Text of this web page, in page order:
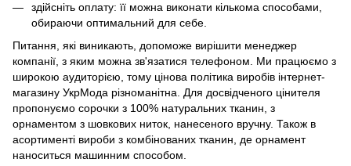
здійсніть оплату: її можна виконати кількома способами,
обираючи оптимальний для себе.
Питання, які виникають, допоможе вирішити менеджер
компанії, з яким можна зв'язатися телефоном. Ми працюємо з
широкою аудиторією, тому цінова політика виробів інтернет-
магазину УкрМода різноманітна. Для досвідченого цінителя
пропонуємо сорочки з 100% натуральних тканин, з
орнаментом з шовкових ниток, нанесеного вручну. Також в
асортименті вироби з комбінованих тканин, де орнамент
наноситься машинним способом.